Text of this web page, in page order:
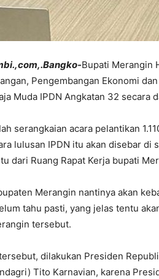
Bupati Merangin
Pengembangan Ekonomi
Muda IPDN Angkatan 32 secara
serangkaian acara pelantikan
lulusan IPDN itu akan disebar di
dari Ruang Rapat Kerja bupati
Merangin nantinya akan
tahu pasti, yang jelas tentu
tersebut.
dilakukan Presiden
Tito Karnavian, karena